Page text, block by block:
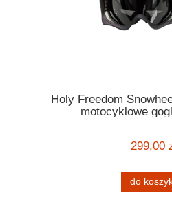
Holy Freedom
motocyklowe
299,00
do